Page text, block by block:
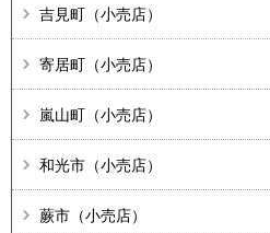
吉見町（小売店）
寄居町（小売店）
嵐山町（小売店）
和光市（小売店）
蕨市（小売店）